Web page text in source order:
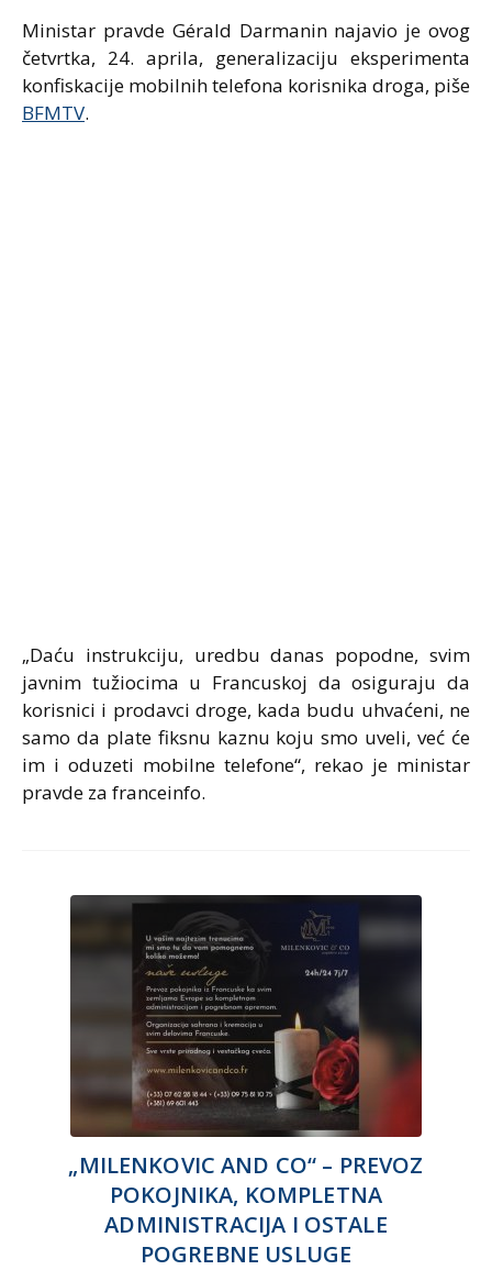
Ministar pravde Gérald Darmanin najavio je ovog
četvrtka, 24. aprila, generalizaciju eksperimenta
konfiskacije mobilnih telefona korisnika droga, piše
BFMTV.
„Daću instrukciju, uredbu danas popodne, svim
javnim tužiocima u Francuskoj da osiguraju da
korisnici i prodavci droge, kada budu uhvaćeni, ne
samo da plate fiksnu kaznu koju smo uveli, već će
im i oduzeti mobilne telefone“, rekao je ministar
pravde za franceinfo.
„MILENKOVIC AND CO“ – PREVOZ
POKOJNIKA, KOMPLETNA
ADMINISTRACIJA I OSTALE
POGREBNE USLUGE